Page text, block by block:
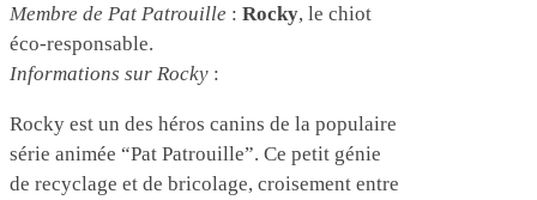
Membre de Pat Patrouille : Rocky, le chiot
éco-responsable.
Informations sur Rocky :
Rocky est un des héros canins de la populaire
série animée “Pat Patrouille”. Ce petit génie
de recyclage et de bricolage, croisement entre